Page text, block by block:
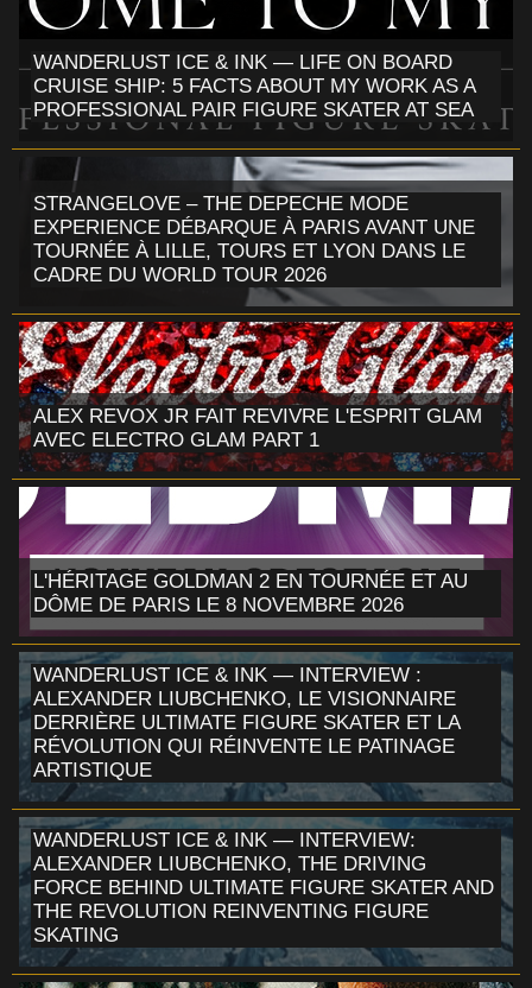
WANDERLUST ICE & INK — LIFE ON BOARD
CRUISE SHIP: 5 FACTS ABOUT MY WORK AS A
PROFESSIONAL PAIR FIGURE SKATER AT SEA
STRANGELOVE – THE DEPECHE MODE
EXPERIENCE DÉBARQUE À PARIS AVANT UNE
TOURNÉE À LILLE, TOURS ET LYON DANS LE
CADRE DU WORLD TOUR 2026
ALEX REVOX JR FAIT REVIVRE L'ESPRIT GLAM
AVEC ELECTRO GLAM PART 1
L'HÉRITAGE GOLDMAN 2 EN TOURNÉE ET AU
DÔME DE PARIS LE 8 NOVEMBRE 2026
WANDERLUST ICE & INK — INTERVIEW :
ALEXANDER LIUBCHENKO, LE VISIONNAIRE
DERRIÈRE ULTIMATE FIGURE SKATER ET LA
RÉVOLUTION QUI RÉINVENTE LE PATINAGE
ARTISTIQUE
WANDERLUST ICE & INK — INTERVIEW:
ALEXANDER LIUBCHENKO, THE DRIVING
FORCE BEHIND ULTIMATE FIGURE SKATER AND
THE REVOLUTION REINVENTING FIGURE
SKATING